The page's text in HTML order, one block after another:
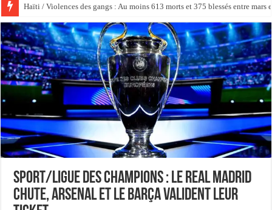
Haïti / Violences des gangs : Au moins 613 morts et 375 blessés entre
Un véhicule blindé de la PNH incendié et plusieurs policiers blessés lors
​Sport/Ligue des Champions : Le Real Madrid
chute, Arsenal et le Barça valident leur